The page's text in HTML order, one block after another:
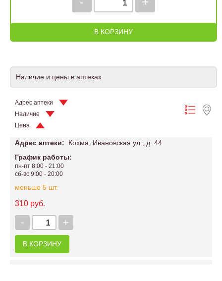
В КОРЗИНУ
Наличие и цены в аптеках
Адрес аптеки
Наличие
Цена
Адрес аптеки:
Кохма, Ивановская ул., д. 44
График работы:
пн-пт 8:00 - 21:00
сб-вс 9:00 - 20:00
меньше 5 шт.
310 руб.
+
-
В КОРЗИНУ